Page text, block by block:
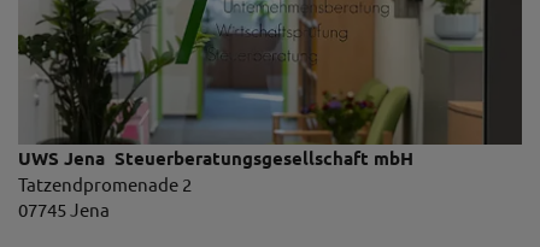
UWS Jena Steuerberatungsgesellschaft mbH
Tatzendpromenade 2
07745 Jena